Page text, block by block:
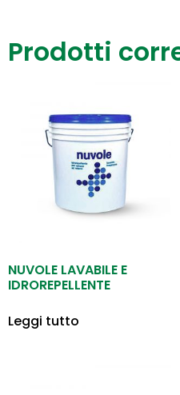
Prodotti
NUVOLE LAVABILE E
IDROREPELLENTE
Leggi tutto